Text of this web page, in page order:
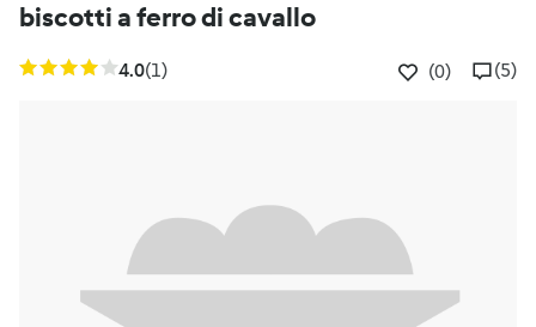
biscotti a ferro di cavallo
4.0(1) (0) (5)